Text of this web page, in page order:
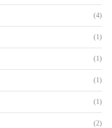
(4)
(1)
(1)
(1)
(1)
(2)